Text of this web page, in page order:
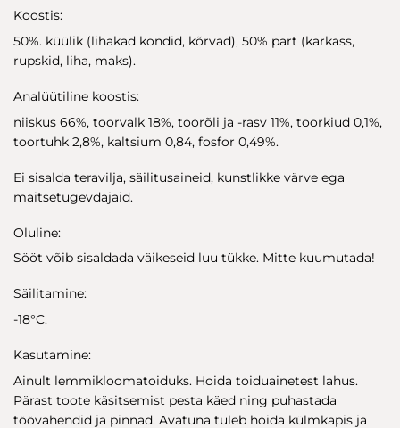
Koostis:
50%. küülik (lihakad kondid, kõrvad), 50% part (karkass,
rupskid, liha, maks).
Analüütiline koostis:
niiskus 66%, toorvalk 18%, toorõli ja -rasv 11%, toorkiud 0,1%,
toortuhk 2,8%, kaltsium 0,84, fosfor 0,49%.
Ei sisalda teravilja, säilitusaineid, kunstlikke värve ega
maitsetugevdajaid.
Oluline:
Sööt võib sisaldada väikeseid luu tükke. Mitte kuumutada!
Säilitamine:
-18°C.
Kasutamine:
Ainult lemmikloomatoiduks. Hoida toiduainetest lahus.
Pärast toote käsitsemist pesta käed ning puhastada
töövahendid ja pinnad. Avatuna tuleb hoida külmkapis ja